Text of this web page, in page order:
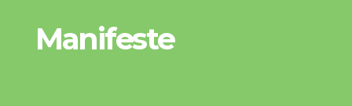
Manifeste